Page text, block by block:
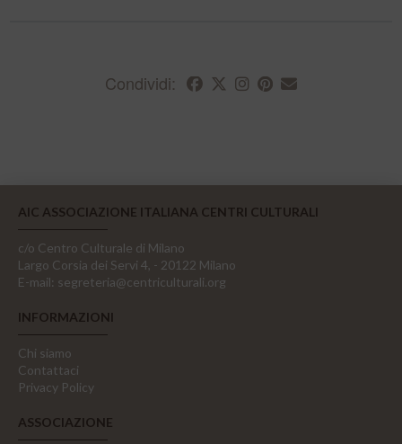
Condividi:
AIC ASSOCIAZIONE ITALIANA CENTRI CULTURALI
c/o Centro Culturale di Milano
Largo Corsia dei Servi 4, - 20122 Milano
E-mail: segreteria@centriculturali.org
INFORMAZIONI
Chi siamo
Contattaci
Privacy Policy
ASSOCIAZIONE